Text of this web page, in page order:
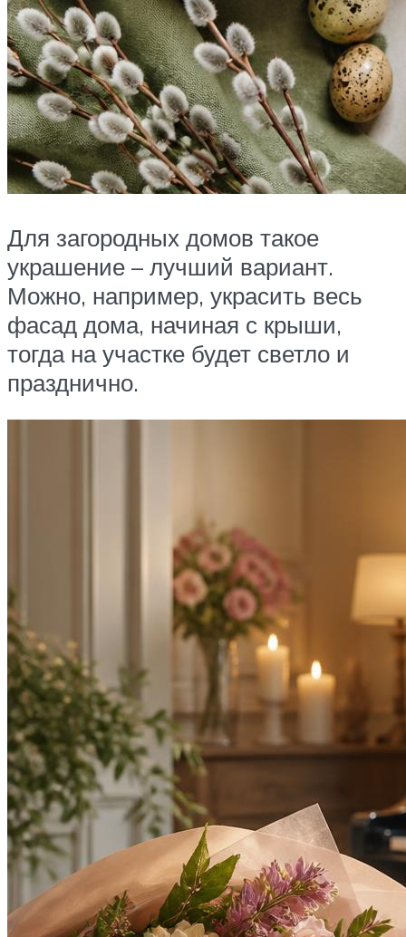
Для загородных домов такое
украшение – лучший вариант.
Можно, например, украсить весь
фасад дома, начиная с крыши,
тогда на участке будет светло и
празднично.